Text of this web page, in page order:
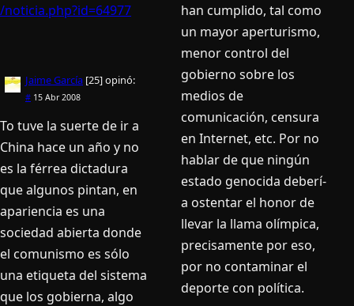
/noticia.php?id=64977
Jaime Garcí­a [25]opinó:
# 15 Abr 2008
To tuve la suerte de ir a
China hace un año y no
es la férrea dictadura
que algunos pintan, en
apariencia es una
sociedad abierta donde
el comunismo es sólo
una etiqueta del sistema
que los gobierna, algo
han cumplido, tal como
un mayor aperturismo,
menor control del
gobierno sobre los
medios de
comunicación, censura
en Internet, etc. Por no
hablar de que ningún
estado genocida deberí­
a ostentar el honor de
llevar la llama olí­mpica,
precisamente por eso,
por no contaminar el
deporte con polí­tica.